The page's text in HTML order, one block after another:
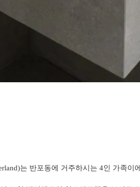
는 반포동에 거주하시는 4인 가족이